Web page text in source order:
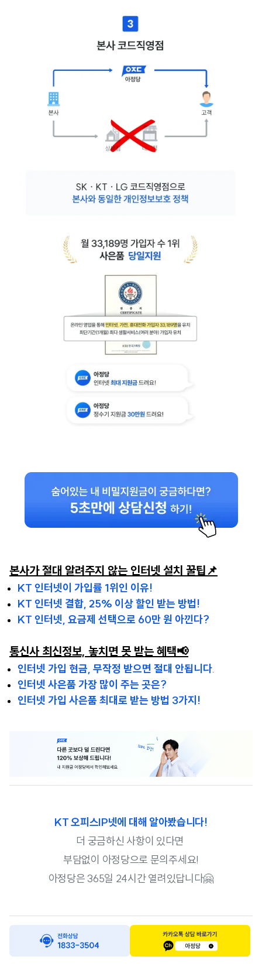
본사가 절대 알려주지 않는 인터넷 설치 꿀팁📌
KT 인터넷이 가입률 1위인 이유!
KT 인터넷 결합, 25% 이상 할인 받는 방법!
KT 인터넷, 요금제 선택으로 60만 원 아낀다?
통신사 최신정보, 놓치면 못 받는 혜택📢
인터넷 가입 현금, 무작정 받으면 절대 안됩니다.
인터넷 사은품 가장 많이 주는 곳은?
인터넷 가입 사은품 최대로 받는 방법 3가지!
KT 오피스IP넷에 대해 알아봤습니다!
더 궁금하신 사항이 있다면
부담없이 아정당으로 문의주세요!
아정당은 365일 24시간 열려있답니다🤗